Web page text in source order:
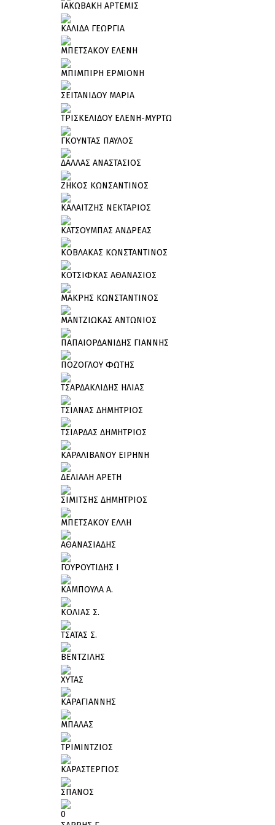
ΙΑΚΩΒΑΚΗ ΑΡΤΕΜΙΣ
ΚΑΛΙΔΑ ΓΕΩΡΓΙΑ
ΜΠΕΤΣΑΚΟΥ ΕΛΕΝΗ
ΜΠΙΜΠΙΡΗ ΕΡΜΙΟΝΗ
ΣΕΙΤΑΝΙΔΟΥ ΜΑΡΙΑ
ΤΡΙΣΚΕΛΙΔΟΥ ΕΛΕΝΗ-ΜΥΡΤΩ
ΓΚΟΥΝΤΑΣ ΠΑΥΛΟΣ
ΔΑΛΛΑΣ ΑΝΑΣΤΑΣΙΟΣ
ΖΗΚΟΣ ΚΩΝΣΑΝΤΙΝΟΣ
ΚΑΛΑΙΤΖΗΣ ΝΕΚΤΑΡΙΟΣ
ΚΑΤΣΟΥΜΠΑΣ ΑΝΔΡΕΑΣ
ΚΟΒΛΑΚΑΣ ΚΩΝΣΤΑΝΤΙΝΟΣ
ΚΟΤΣΙΦΚΑΣ ΑΘΑΝΑΣΙΟΣ
ΜΑΚΡΗΣ ΚΩΝΣΤΑΝΤΙΝΟΣ
ΜΑΝΤΖΙΩΚΑΣ ΑΝΤΩΝΙΟΣ
ΠΑΠΑΙΟΡΔΑΝΙΔΗΣ ΓΙΑΝΝΗΣ
ΠΟΖΟΓΛΟΥ ΦΩΤΗΣ
ΤΣΑΡΔΑΚΛΙΔΗΣ ΗΛΙΑΣ
ΤΣΙΑΝΑΣ ΔΗΜΗΤΡΙΟΣ
ΤΣΙΑΡΔΑΣ ΔΗΜΗΤΡΙΟΣ
ΚΑΡΑΛΙΒΑΝΟΥ ΕΙΡΗΝΗ
ΔΕΛΙΑΛΗ ΑΡΕΤΗ
ΣΙΜΙΤΣΗΣ ΔΗΜΗΤΡΙΟΣ
ΜΠΕΤΣΑΚΟΥ ΕΛΛΗ
ΑΘΑΝΑΣΙΑΔΗΣ
ΓΟΥΡΟΥΤΙΔΗΣ Ι
ΚΑΜΠΟΥΛΑ Α.
ΚΟΛΙΑΣ Σ.
ΤΣΑΤΑΣ Σ.
ΒΕΝΤΖΙΛΗΣ
ΧΥΤΑΣ
ΚΑΡΑΓΙΑΝΝΗΣ
ΜΠΑΛΑΣ
ΤΡΙΜΙΝΤΖΙΟΣ
ΚΑΡΑΣΤΕΡΓΙΟΣ
ΣΠΑΝΟΣ
0